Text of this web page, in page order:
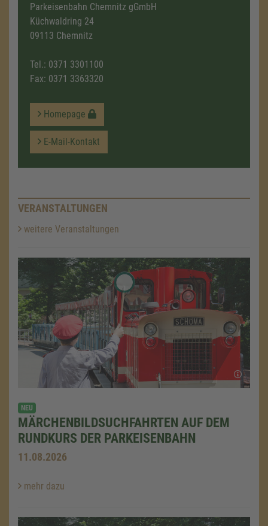
Parkeisenbahn Chemnitz gGmbH
Küchwaldring 24
09113 Chemnitz
Tel.: 0371 3301100
Fax: 0371 3363320
Homepage
E-Mail-Kontakt
VERANSTALTUNGEN
weitere Veranstaltungen
NEU
MÄRCHENBILDSUCHFAHRTEN AUF DEM
RUNDKURS DER PARKEISENBAHN
11.08.2026
mehr dazu